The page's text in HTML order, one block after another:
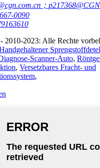
；
0090
2010-2023: Alle Rechte
Scanner-Auto,
, Versetzbares Fracht- und
,